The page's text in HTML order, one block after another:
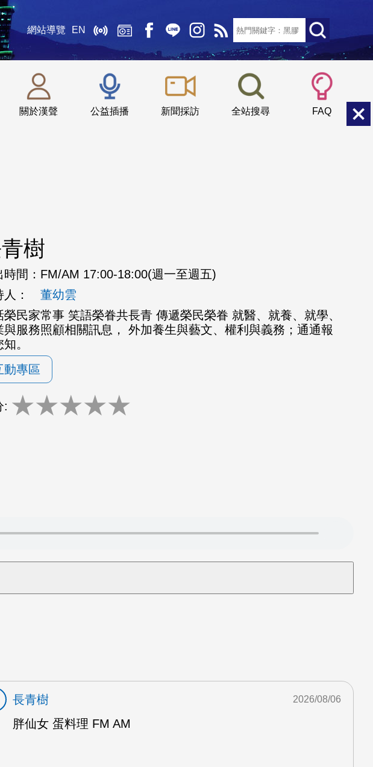
網站導覽 EN
關於漢聲 公益插播 新聞採訪 全站搜尋 FAQ
小 中
樹
間： FM/AM 17:00-18:00(週一至週五)
：
董幼雲
榮民家常事 笑語榮眷共長青 傳遞榮民榮眷 就醫、就養、就學、
與服務照顧相關訊息， 外加養生與藝文、權利與義務；通通報
。
動專區
: ★★★★★
長青樹
胖仙女 蛋料理 FM AM
2026/08/06